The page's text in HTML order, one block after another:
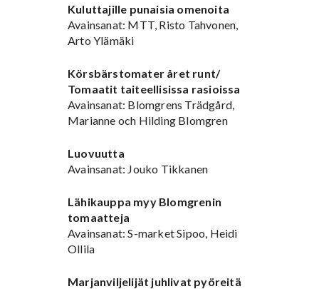
Kuluttajille punaisia omenoita
Avainsanat: MTT, Risto Tahvonen,
Arto Ylämäki
Körsbärstomater året runt/
Tomaatit taiteellisissa rasioissa
Avainsanat: Blomgrens Trädgård,
Marianne och Hilding Blomgren
Luovuutta
Avainsanat: Jouko Tikkanen
Lähikauppa myy Blomgrenin
tomaatteja
Avainsanat: S-market Sipoo, Heidi
Ollila
Marjanviljelijät juhlivat pyöreitä